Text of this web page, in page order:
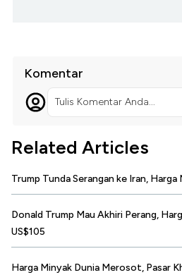
Komentar
Tulis Komentar Anda...
Related Articles
Trump Tunda Serangan ke Iran, Harga
Donald Trump Mau Akhiri Perang,
US$105
Harga Minyak Dunia Merosot, Pasar